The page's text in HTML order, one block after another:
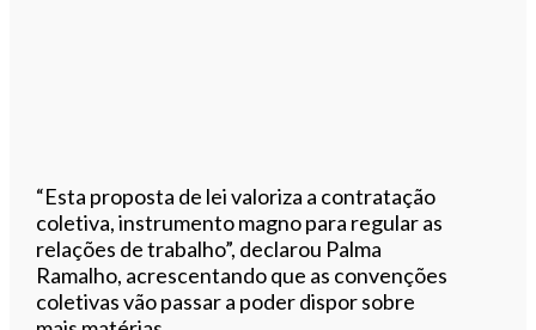
“Esta proposta de lei valoriza a contratação
coletiva, instrumento magno para regular as
relações de trabalho”, declarou Palma
Ramalho, acrescentando que as convenções
coletivas vão passar a poder dispor sobre